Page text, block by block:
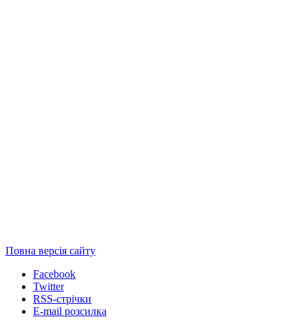
Повна версія сайту
Facebook
Twitter
RSS-стрічки
E-mail розсилка